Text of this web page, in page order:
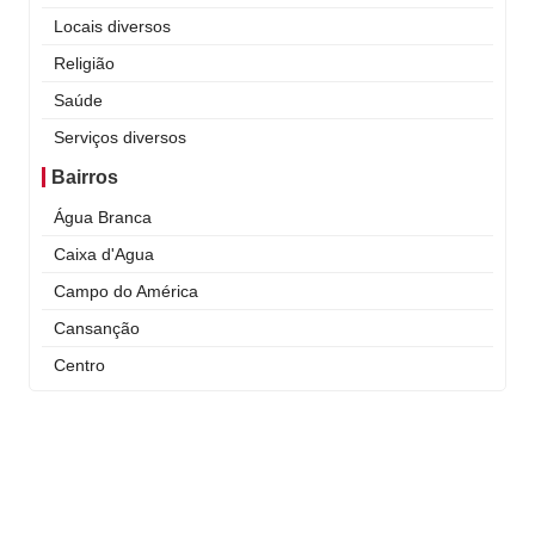
Locais diversos
Religião
Saúde
Serviços diversos
Bairros
Água Branca
Caixa d'Agua
Campo do América
Cansanção
Centro